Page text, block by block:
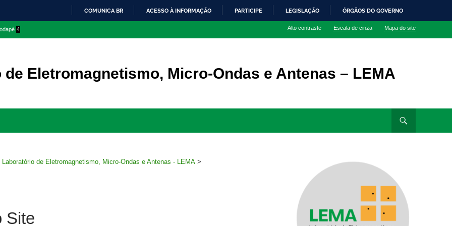
O
COMUNICA BR ACESSO À INFORMAÇÃO PARTICIPE LEGISLAÇÃO ÓRGÃOS DO GOVERNO
4 Alto contraste Escala de cinza Mapa do site
Eletromagnetismo, Micro-Ondas e Antenas – LEMA
Laboratório de Eletromagnetismo, Micro-Ondas e Antenas - LEMA >
Site